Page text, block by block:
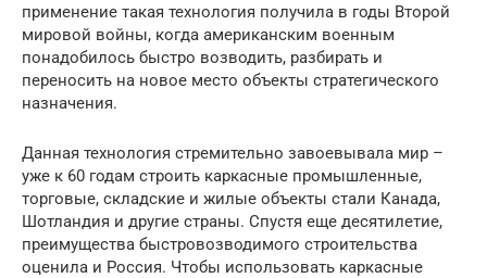
применение такая технология получила в годы Второй
мировой войны, когда американским военным
понадобилось быстро возводить, разбирать и
переносить на новое место объекты стратегического
назначения.
Данная технология стремительно завоевывала мир –
уже к 60 годам строить каркасные промышленные,
торговые, складские и жилые объекты стали Канада,
Шотландия и другие страны. Спустя еще десятилетие,
преимущества быстровозводимого строительства
оценила и Россия. Чтобы использовать каркасные